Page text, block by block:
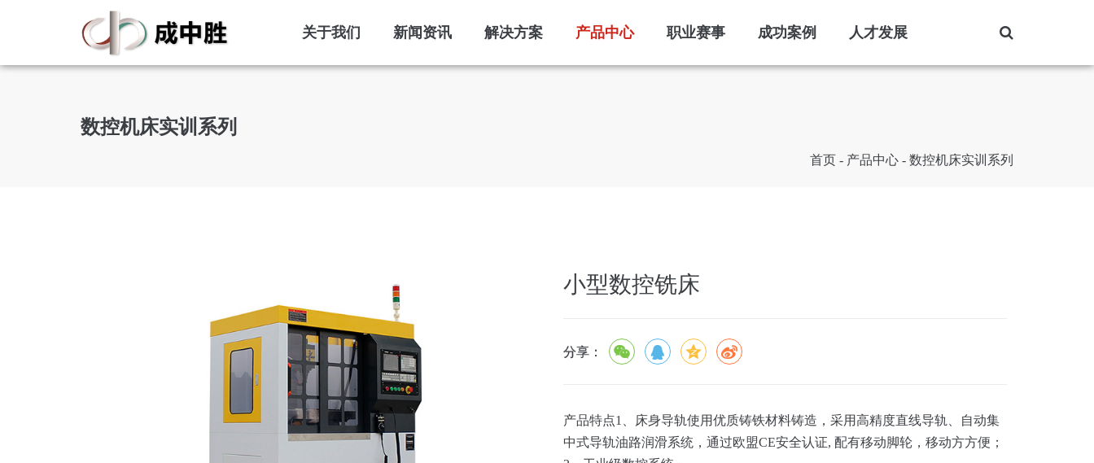
关于我们 新闻资讯 解决方案 产品中心 职业赛事 成功案例 人才发展
数控机床实训系列
首页 - 产品中心 - 数控机床实训系列
小型数控铣床
分享：
产品特点1、床身导轨使用优质铸铁材料铸造，采用高精度直线导轨、自动集
中式导轨油路润滑系统，通过欧盟CE安全认证, 配有移动脚轮，移动方方便；